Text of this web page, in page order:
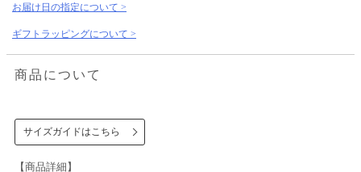
お届け日の指定について >
ギフトラッピングについて >
商品について
サイズガイドはこちら
【商品詳細】